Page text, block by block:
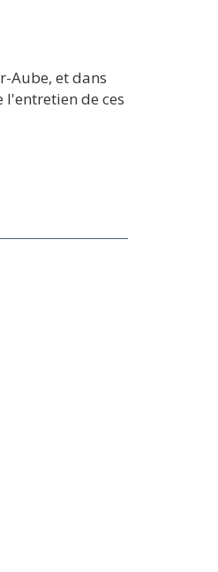
Aube, et dans
l'entretien de ces